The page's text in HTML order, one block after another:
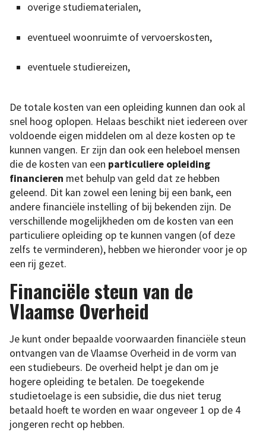
overige studiematerialen,
eventueel woonruimte of vervoerskosten,
eventuele studiereizen,
De totale kosten van een opleiding kunnen dan ook al
snel hoog oplopen. Helaas beschikt niet iedereen over
voldoende eigen middelen om al deze kosten op te
kunnen vangen. Er zijn dan ook een heleboel mensen
die de kosten van een particuliere opleiding
financieren met behulp van geld dat ze hebben
geleend. Dit kan zowel een lening bij een bank, een
andere financiële instelling of bij bekenden zijn. De
verschillende mogelijkheden om de kosten van een
particuliere opleiding op te kunnen vangen (of deze
zelfs te verminderen), hebben we hieronder voor je op
een rij gezet.
Financiële steun van de
Vlaamse Overheid
Je kunt onder bepaalde voorwaarden financiële steun
ontvangen van de Vlaamse Overheid in de vorm van
een studiebeurs. De overheid helpt je dan om je
hogere opleiding te betalen. De toegekende
studietoelage is een subsidie, die dus niet terug
betaald hoeft te worden en waar ongeveer 1 op de 4
jongeren recht op hebben.